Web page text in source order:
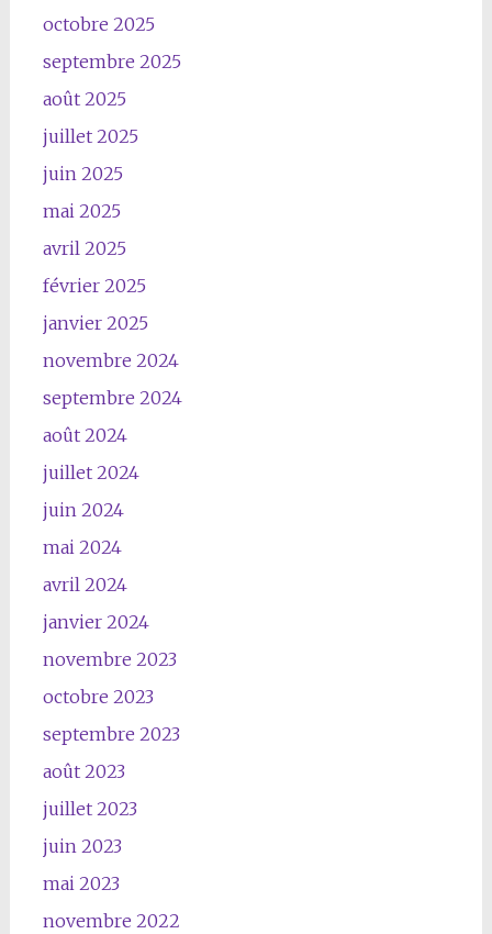
octobre 2025
septembre 2025
août 2025
juillet 2025
juin 2025
mai 2025
avril 2025
février 2025
janvier 2025
novembre 2024
septembre 2024
août 2024
juillet 2024
juin 2024
mai 2024
avril 2024
janvier 2024
novembre 2023
octobre 2023
septembre 2023
août 2023
juillet 2023
juin 2023
mai 2023
novembre 2022